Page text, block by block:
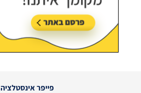
פייפר אינסטלציה